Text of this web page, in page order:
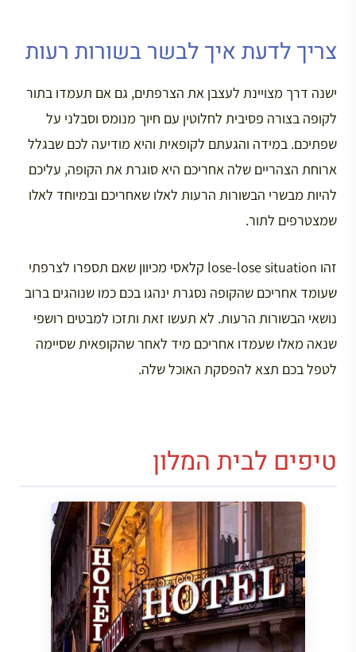
צריך לדעת איך לבשר בשורות רעות
ישנה דרך מצויינת לעצבן את הצרפתים, גם אם תעמדו בתור
לקופה בצורה פסיבית לחלוטין עם חיוך מנומס וסבלני על
שפתיכם. במידה והגעתם לקופאית והיא מודיעה לכם שבגלל
ארוחת הצהריים שלה אחריכם היא סוגרת את הקופה, עליכם
להיות מבשרי הבשורות הרעות לאלו שאחריכם ובמיוחד לאלו
שמצטרפים לתור.
זהו lose-lose situation קלאסי מכיוון שאם תספרו לצרפתי
שעומד אחריכם שהקופה נסגרת ינהגו בכם כמו שנוהגים ברוב
נושאי הבשורות הרעות. לא תעשו זאת ותזכו למבטים רושפי
שנאה מאלו שעמדו אחריכם מיד לאחר שהקופאית שסיימה
לטפל בכם תצא להפסקת האוכל שלה.
טיפים לבית המלון